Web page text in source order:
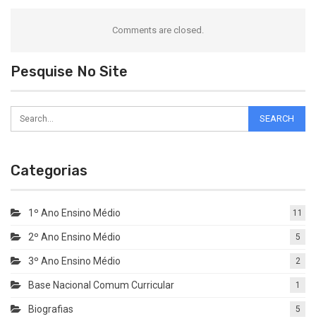
Comments are closed.
Pesquise No Site
Categorias
1º Ano Ensino Médio 11
2º Ano Ensino Médio 5
3º Ano Ensino Médio 2
Base Nacional Comum Curricular 1
Biografias 5